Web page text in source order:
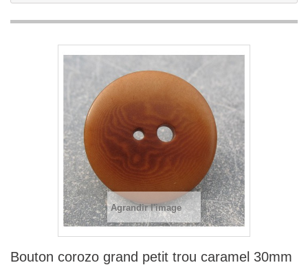
Agrandir l'image
Bouton corozo grand petit trou caramel 30mm